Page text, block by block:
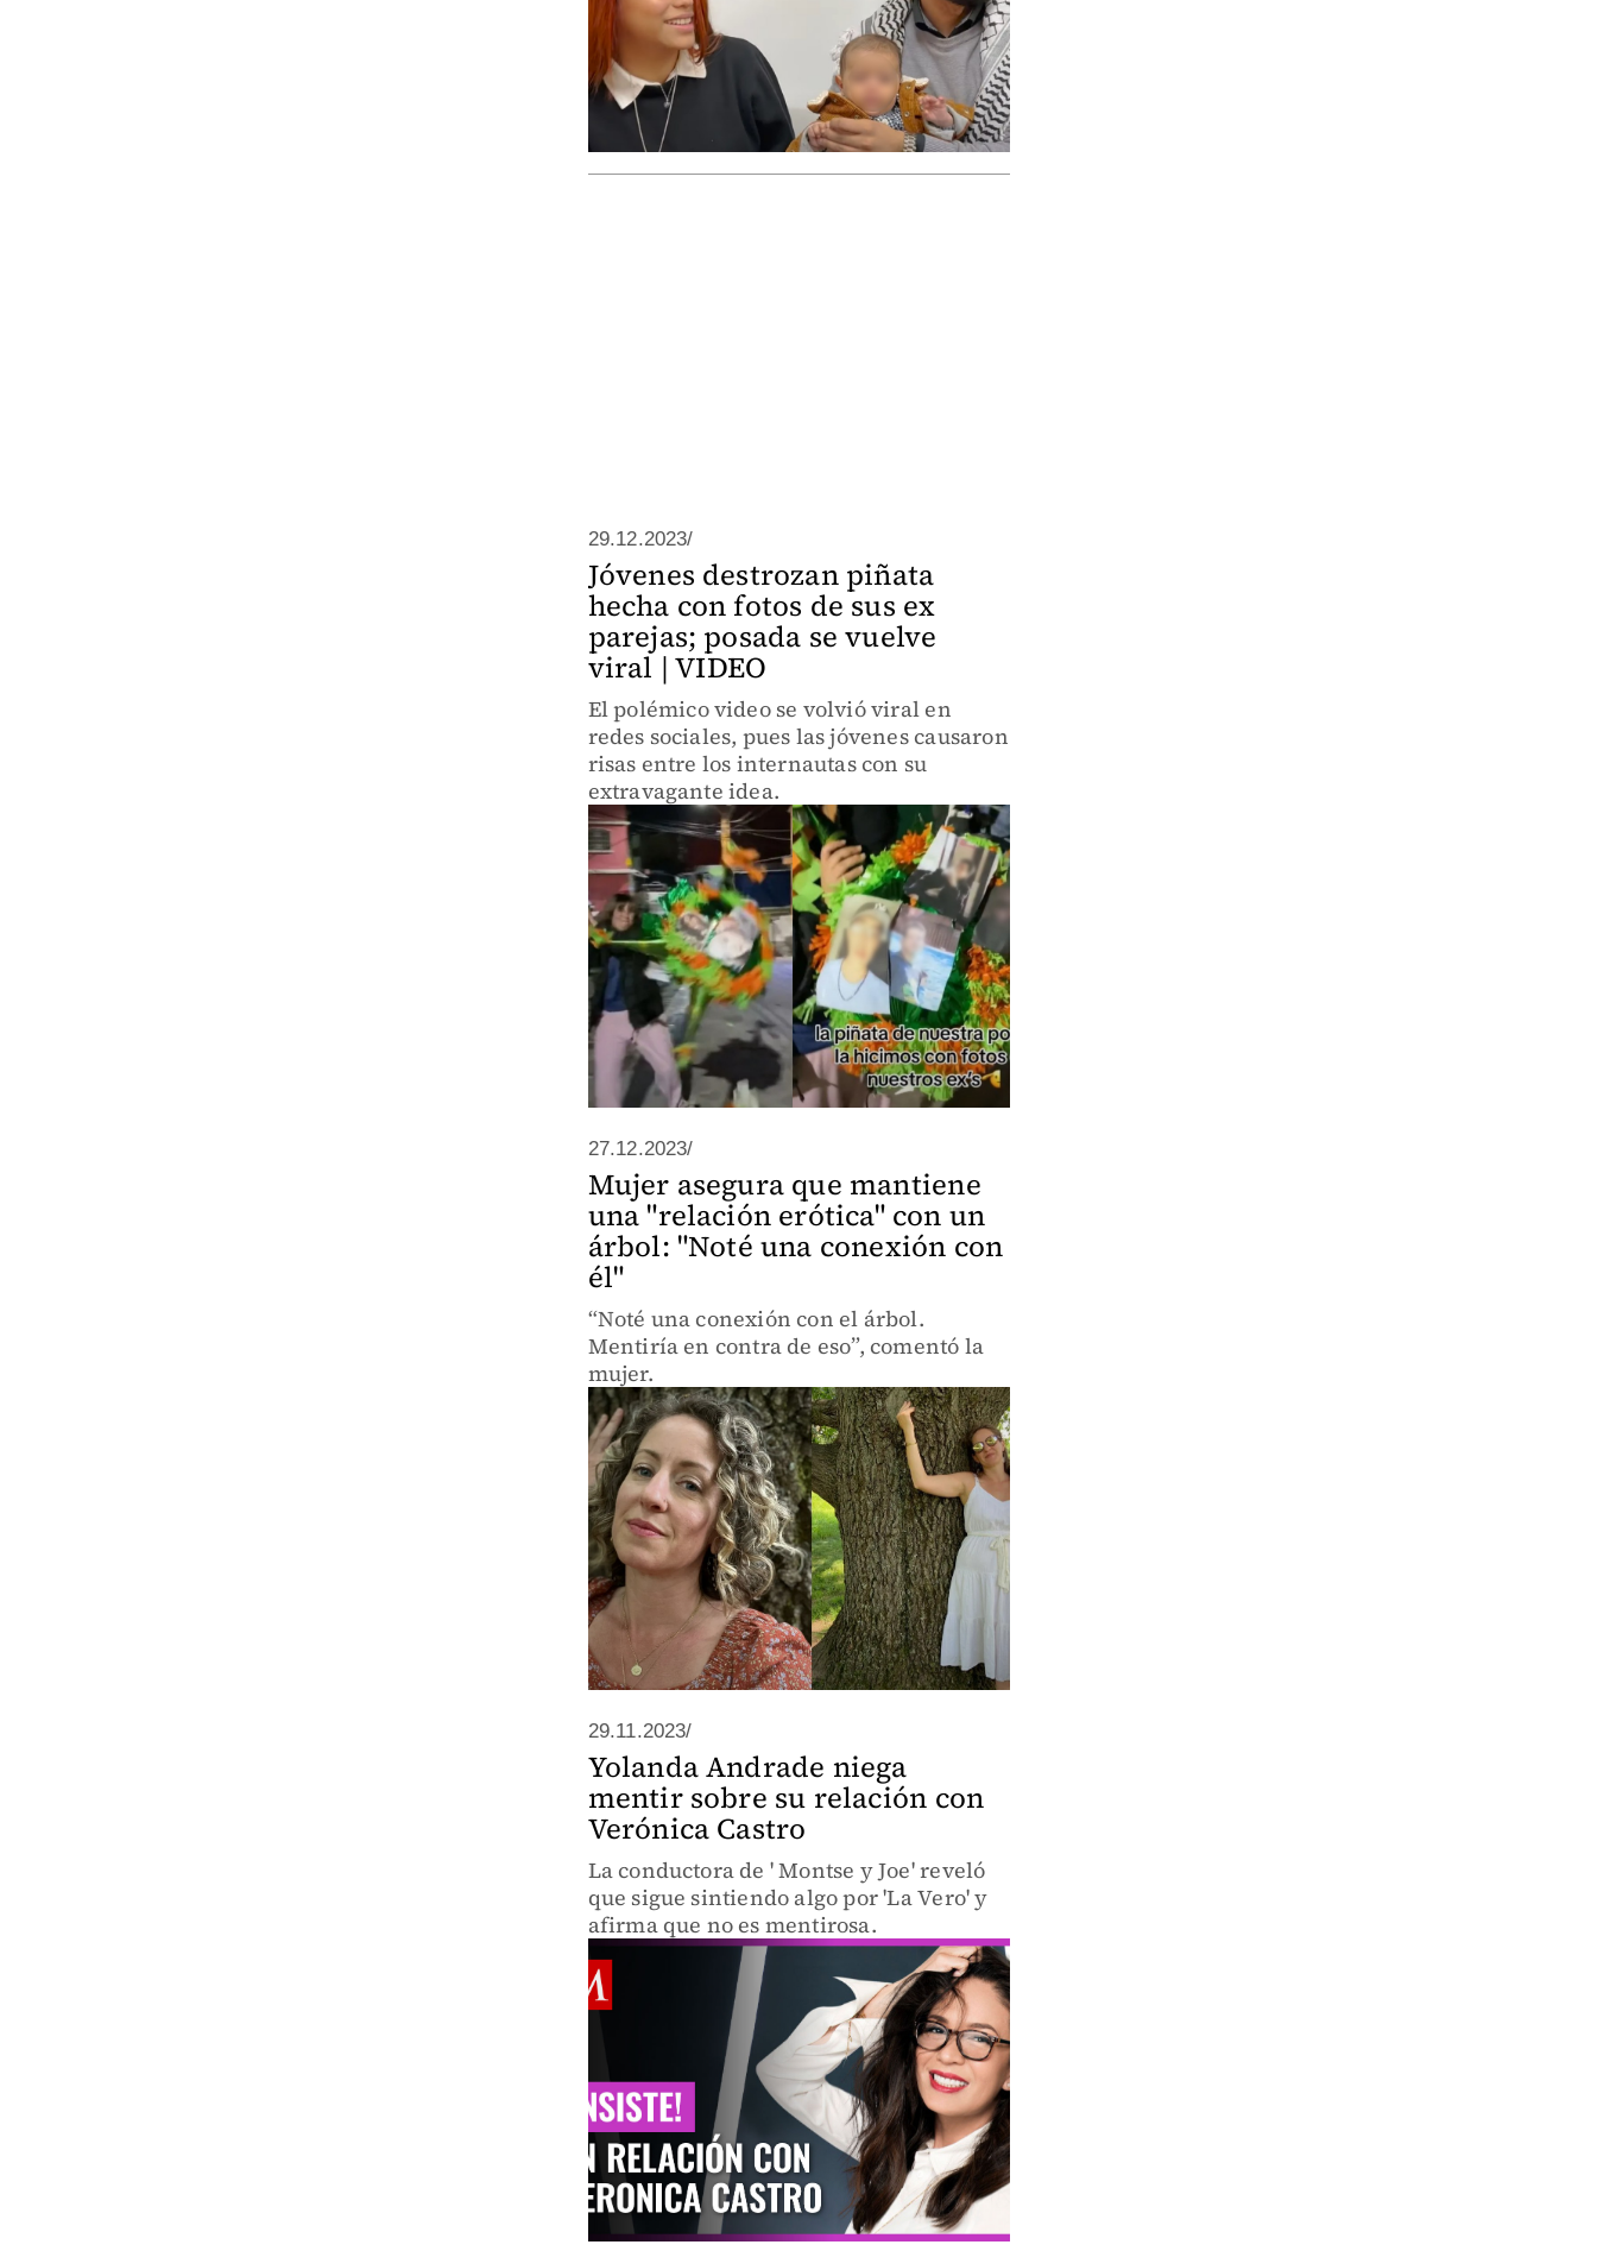
29.12.2023/
Jóvenes destrozan piñata
hecha con fotos de sus ex
parejas; posada se vuelve
viral | VIDEO
El polémico video se volvió viral en
redes sociales, pues las jóvenes causaron
risas entre los internautas con su
extravagante idea.
27.12.2023/
Mujer asegura que mantiene
una "relación erótica" con un
árbol: "Noté una conexión con
él"
“Noté una conexión con el árbol.
Mentiría en contra de eso”, comentó la
mujer.
29.11.2023/
Yolanda Andrade niega
mentir sobre su relación con
Verónica Castro
La conductora de ' Montse y Joe' reveló
que sigue sintiendo algo por 'La Vero' y
afirma que no es mentirosa.